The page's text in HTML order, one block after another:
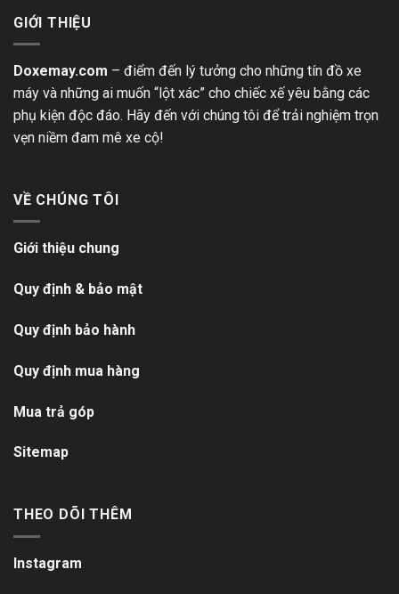
GIỚI THIỆU
Doxemay.com – điểm đến lý tưởng cho những tín đồ xe
máy và những ai muốn “lột xác” cho chiếc xế yêu bằng các
phụ kiện độc đáo. Hãy đến với chúng tôi để trải nghiệm trọn
vẹn niềm đam mê xe cộ!
VỀ CHÚNG TÔI
Giới thiệu chung
Quy định & bảo mật
Quy định bảo hành
Quy định mua hàng
Mua trả góp
Sitemap
THEO DÕI THÊM
Instagram